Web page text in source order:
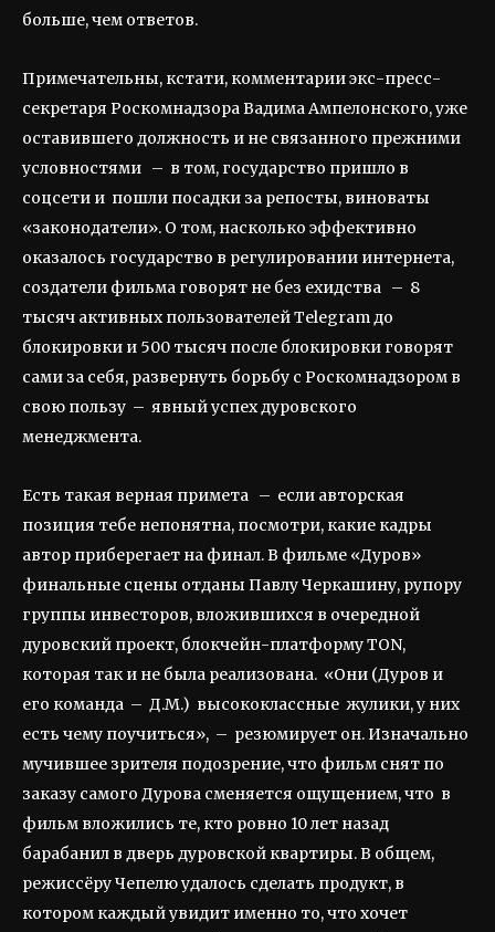
больше, чем ответов.
Примечательны, кстати, комментарии экс-пресс-
секретаря Роскомнадзора Вадима Ампелонского, уже
оставившего должность и не связанного прежними
условностями – в том, государство пришло в
соцсети и пошли посадки за репосты, виноваты
«законодатели». О том, насколько эффективно
оказалось государство в регулировании интернета,
создатели фильма говорят не без ехидства – 8
тысяч активных пользователей Telegram до
блокировки и 500 тысяч после блокировки говорят
сами за себя, развернуть борьбу с Роскомнадзором в
свою пользу – явный успех дуровского
менеджмента.
Есть такая верная примета – если авторская
позиция тебе непонятна, посмотри, какие кадры
автор приберегает на финал. В фильме «Дуров»
финальные сцены отданы Павлу Черкашину, рупору
группы инвесторов, вложившихся в очередной
дуровский проект, блокчейн-платформу TON,
которая так и не была реализована. «Они (Дуров и
его команда – Д.М.) высококлассные жулики, у них
есть чему поучиться», – резюмирует он. Изначально
мучившее зрителя подозрение, что фильм снят по
заказу самого Дурова сменяется ощущением, что в
фильм вложились те, кто ровно 10 лет назад
барабанил в дверь дуровской квартиры. В общем,
режиссёру Чепелю удалось сделать продукт, в
котором каждый увидит именно то, что хочет